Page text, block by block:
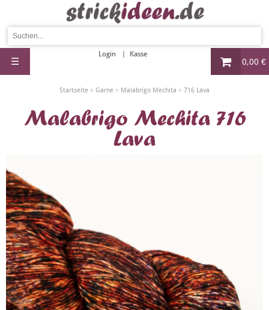
0,00 €
Login Kasse
☰
Startseite » Garne » Malabrigo Mechita » 716 Lava
Malabrigo Mechita 716
Lava